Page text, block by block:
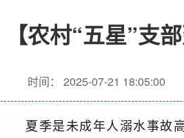
【农村“五星”支
时间： 2025-07-21 18:05:00
夏季是未成年人溺水事故